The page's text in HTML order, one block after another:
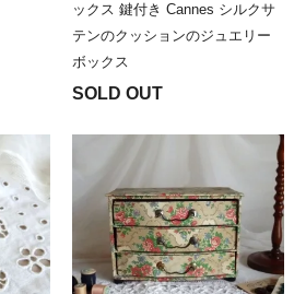
ックス 鍵付き Cannes シルクサ
テンのクッションのジュエリー
ボックス
SOLD OUT